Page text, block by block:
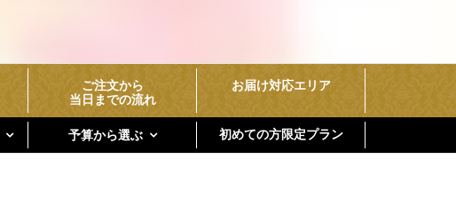
ご注文から
当日までの流れ
お届け対応エリア
予算から選ぶ 初めての方限定プラン